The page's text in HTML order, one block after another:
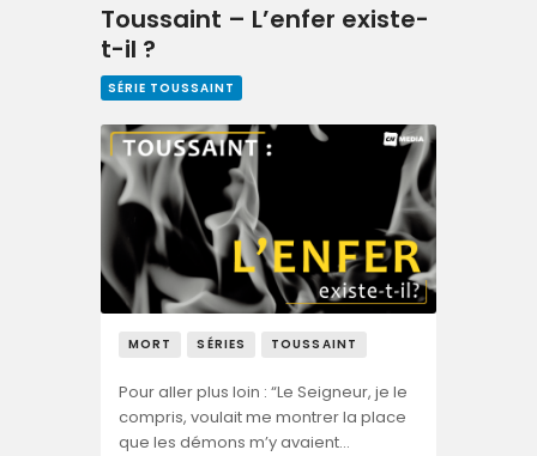
Toussaint – L’enfer existe-
t-il ?
SÉRIE TOUSSAINT
MORT SÉRIES TOUSSAINT
Pour aller plus loin : “Le Seigneur, je le
compris, voulait me montrer la place
que les démons m’y avaient…